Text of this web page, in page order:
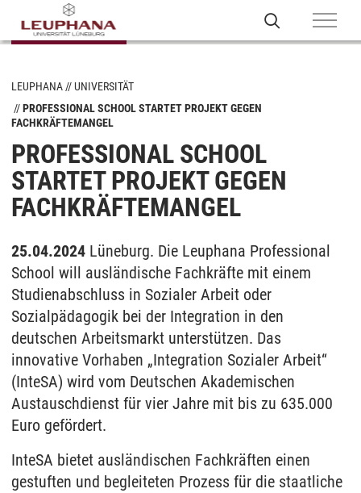
LEUPHANA
UNIVERSITÄT
PROFESSIONAL SCHOOL STARTET PROJEKT GEGEN
FACHKRÄFTEMANGEL
PROFESSIONAL SCHOOL
STARTET PROJEKT GEGEN
FACHKRÄFTEMANGEL
25.04.2024 Lüneburg. Die Leuphana Professional
School will ausländische Fachkräfte mit einem
Studienabschluss in Sozialer Arbeit oder
Sozialpädagogik bei der Integration in den
deutschen Arbeitsmarkt unterstützen. Das
innovative Vorhaben „Integration Sozialer Arbeit“
(InteSA) wird vom Deutschen Akademischen
Austauschdienst für vier Jahre mit bis zu 635.000
Euro gefördert.
InteSA bietet ausländischen Fachkräften einen
gestuften und begleiteten Prozess für die staatliche